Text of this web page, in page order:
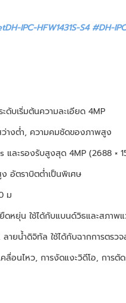
IPC-HFW1431S-S4#DH-
บเริ่มต้นความละเอียด 4MP
ว่างต่ำ, ความคมชัดของภาพสูง
ละรองรับสูงสุด 4MP (2688 ×
อัตราบิตต่ำเป็นพิเศษ
ม
ดหยุ่น ใช้ได้กับแบนด์วิธและสภา
ายน้ำดิจิทัล ใช้ได้กับฉากการตรว
อนไหว, การงัดแงะวิดีโอ, การ